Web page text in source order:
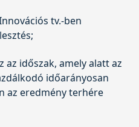
tv.-ben
az időszak, amely alatt az
időarányosan
az eredmény terhére